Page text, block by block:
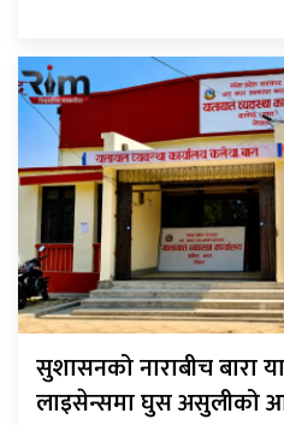
सुशासनको नाराबीच बारा
लाइसेन्समा घुस असुलीको